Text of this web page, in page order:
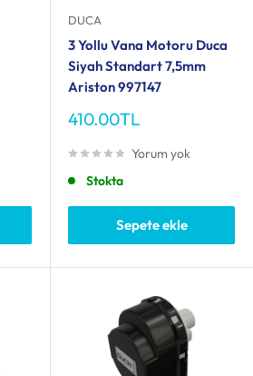
DUCA
3 Yollu Vana Motoru Duca
Siyah Standart 7,5mm
Ariston 997147
İndirimli
410.00TL
Yorum yok
Stokta
Sepete ekle